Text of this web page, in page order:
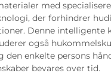
med
der forhindrer
Denne intelligente
også
den enkelte persons
bevares over tid.